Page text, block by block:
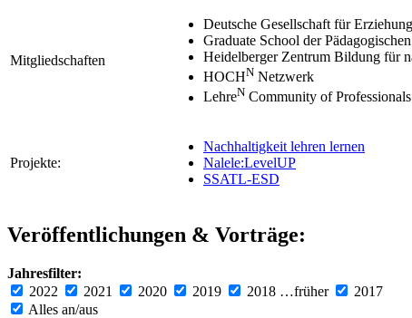
Mitgliedschaften
Deutsche Gesellschaft für
Graduate School der
Heidelberger Zentrum Bildung für
HOCHN Netzwerk
LehreN Community of
Projekte:
Nachhaltigkeit lehren lernen
Nalele:LevelUP
SSATL-ESD
Veröffentlichungen & Vorträge:
Jahresfilter:
2022
2021 2020 2019 2018 …früher
2017
Alles an/aus